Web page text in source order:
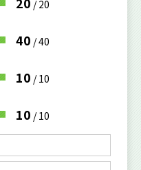
/20
40 /40
10 /10
10 /10